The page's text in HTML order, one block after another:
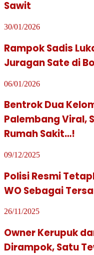
Sawit
30/01/2026
Rampok Sadis
Juragan Sate di
06/01/2026
Bentrok Dua
Palembang Viral,
Rumah Sakit…!
09/12/2025
Polisi Resmi
WO Sebagai
26/11/2025
Owner Kerupuk
Dirampok, Satu